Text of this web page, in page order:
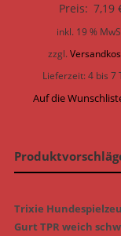
Preis: 7,19
inkl. 19 %
zzgl.
Lieferzeit:4 bis 7
Auf die
Trixie
Gurt TPR weich